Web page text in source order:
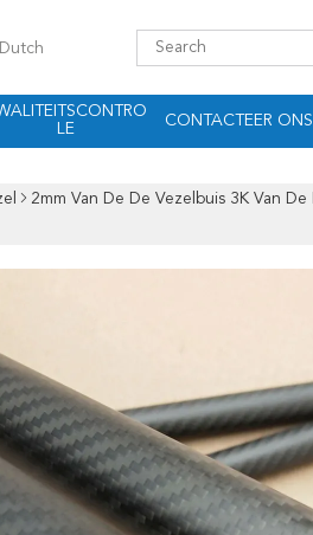
Dutch
LE
CONTACTEER ONS
2mm Van De De Vezelbuis 3K Van